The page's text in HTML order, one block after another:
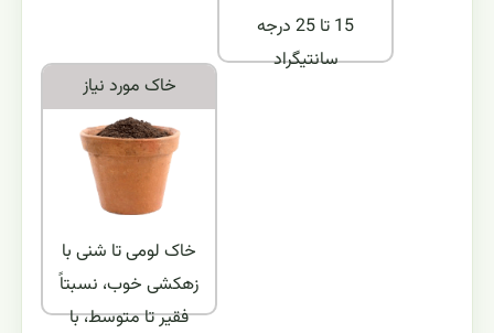
15 تا 25 درجه
سانتیگراد
خاک مورد نياز
خاک لومی تا شنی با
زهکشی خوب، نسبتاً
فقیر تا متوسط، با